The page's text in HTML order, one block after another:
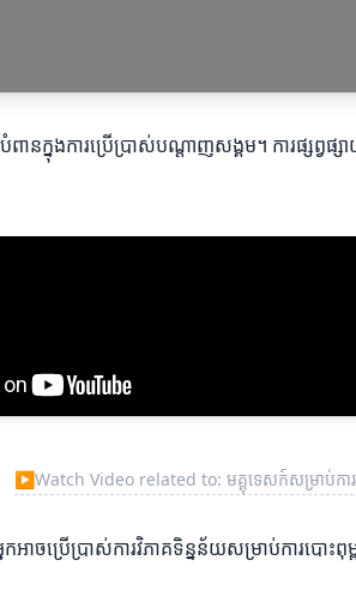
ក្នុងការប្រើប្រាស់បណ្តាញសង្គម។ ការផ្សព្វផ្
▶Watch Video related to: មគ្គុទេសក៍សម្រាប់ក
ចប្រើប្រាស់ការវិភាគទិន្នន័យសម្រាប់ការបោះពុ